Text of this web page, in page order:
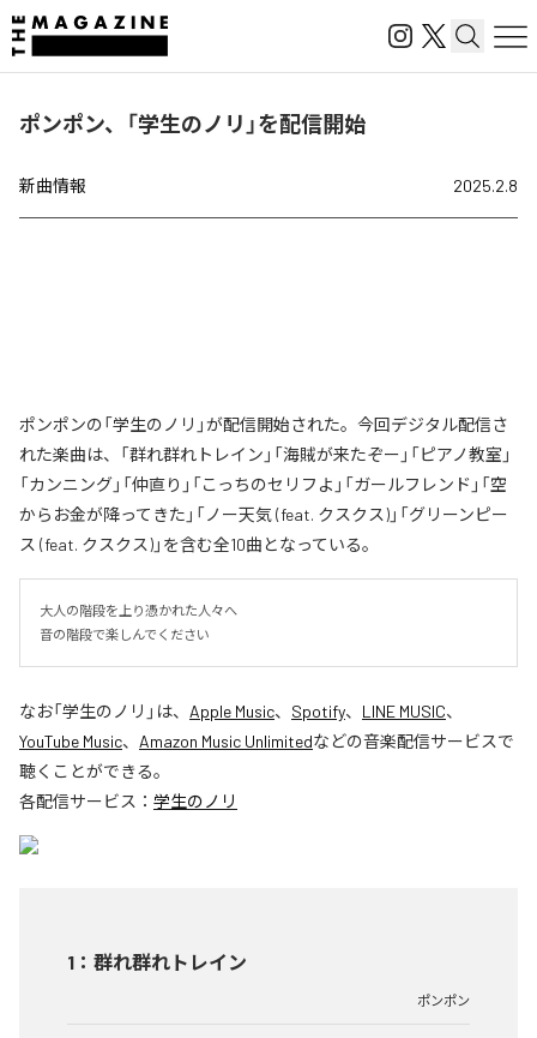
ポンポン、「学生のノリ」を配信開始
新曲情報 2025.2.8
ポンポンの「学生のノリ」が配信開始された。今回デジタル配信さ
れた楽曲は、「群れ群れトレイン」「海賊が来たぞー」「ピアノ教室」
「カンニング」「仲直り」「こっちのセリフよ」「ガールフレンド」「空
からお金が降ってきた」「ノー天気 (feat. クスクス)」「グリーンピー
ス (feat. クスクス)」を含む全10曲となっている。
大人の階段を上り憑かれた人々へ
音の階段で楽しんでください
なお「学生のノリ 」は、 Apple Music、 Spotify、 LINE MUSIC、
YouTube Music、 Amazon Music Unlimitedなどの音楽配信サービスで
聴くことができる。
各配信サービス： 学生のノリ
1 ： 群れ群れトレイン
ポンポン